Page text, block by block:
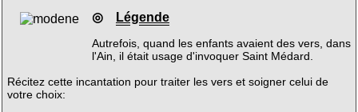
◎ Légende
Autrefois, quand les enfants avaient des vers, dans
l'Ain, il était usage d'invoquer Saint Médard.
Récitez cette incantation pour traiter les vers et soigner celui de
votre choix: